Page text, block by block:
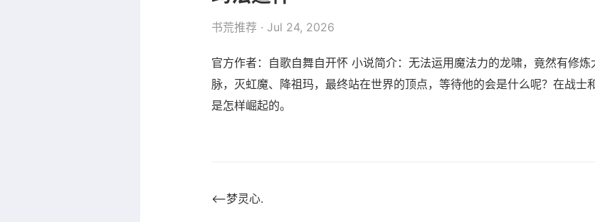
书荒推荐 · Jul 24, 2026
官方作者：自歌自舞自开怀 小说简介：无法运用魔法力的龙啸，竟然有修
脉，灭虹魔、降祖玛，最终站在世界的顶点，等待他的会是什么呢？在战士
是怎样崛起的。
⟵梦灵心.